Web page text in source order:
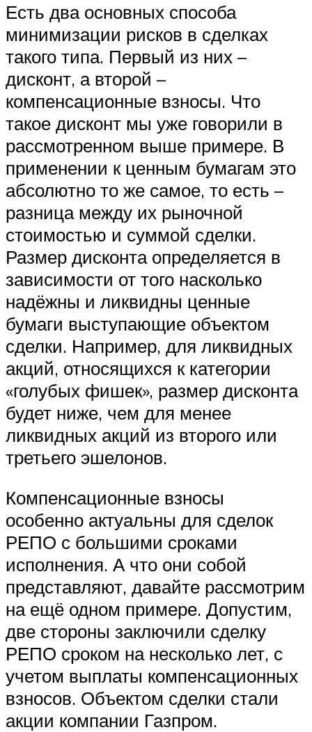
Есть два основных способа
минимизации рисков в сделках
такого типа. Первый из них –
дисконт, а второй –
компенсационные взносы. Что
такое дисконт мы уже говорили в
рассмотренном выше примере. В
применении к ценным бумагам это
абсолютно то же самое, то есть –
разница между их рыночной
стоимостью и суммой сделки.
Размер дисконта определяется в
зависимости от того насколько
надёжны и ликвидны ценные
бумаги выступающие объектом
сделки. Например, для ликвидных
акций, относящихся к категории
«голубых фишек», размер дисконта
будет ниже, чем для менее
ликвидных акций из второго или
третьего эшелонов.
Компенсационные взносы
особенно актуальны для сделок
РЕПО с большими сроками
исполнения. А что они собой
представляют, давайте рассмотрим
на ещё одном примере. Допустим,
две стороны заключили сделку
РЕПО сроком на несколько лет, с
учетом выплаты компенсационных
взносов. Объектом сделки стали
акции компании Газпром.